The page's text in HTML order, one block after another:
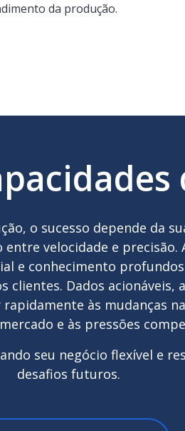
da produção.
o sucesso depende da
velocidade e precisão.
e conhecimento
clientes. Dados acionáveis,
às mudanças
e às pressões
seu negócio flexível e
desafios futuros.